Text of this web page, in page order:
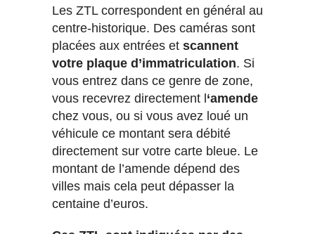
Les ZTL correspondent en général au
centre-historique. Des caméras sont
placées aux entrées et scannent
votre plaque d’immatriculation. Si
vous entrez dans ce genre de zone,
vous recevrez directement l‘amende
chez vous, ou si vous avez loué un
véhicule ce montant sera débité
directement sur votre carte bleue. Le
montant de l’amende dépend des
villes mais cela peut dépasser la
centaine d’euros.